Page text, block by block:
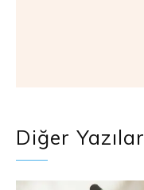
Diğer Yazılar